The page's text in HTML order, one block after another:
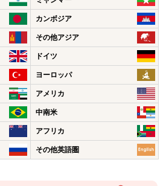
カンボジア
その他アジア
ドイツ
ヨーロッパ
アメリカ
中南米
アフリカ
その他英語圏